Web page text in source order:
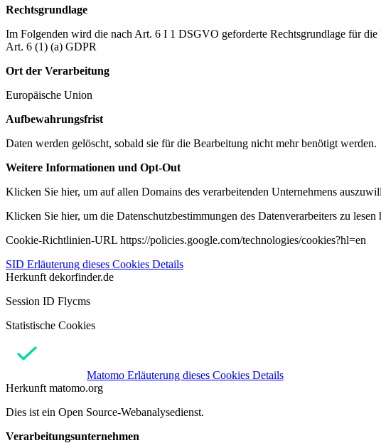
Rechtsgrundlage
Im Folgenden wird die nach Art. 6 I 1 DSGVO geforderte Rechtsgrundlage für die
Art. 6 (1) (a) GDPR
Ort der Verarbeitung
Europäische Union
Aufbewahrungsfrist
Daten werden gelöscht, sobald sie für die Bearbeitung nicht mehr benötigt werden.
Weitere Informationen und Opt-Out
Klicken Sie hier, um auf allen Domains des verarbeitenden Unternehmens
Klicken Sie hier, um die Datenschutzbestimmungen des Datenverarbeiters zu
Cookie-Richtlinien-URL https://policies.google.com/technologies/cookies?hl=en
SID Erläuterung dieses Cookies Details
Herkunft dekorfinder.de
Session ID Flycms
Statistische Cookies
Matomo Erläuterung dieses Cookies Details
Herkunft matomo.org
Dies ist ein Open Source-Webanalysedienst.
Verarbeitungsunternehmen